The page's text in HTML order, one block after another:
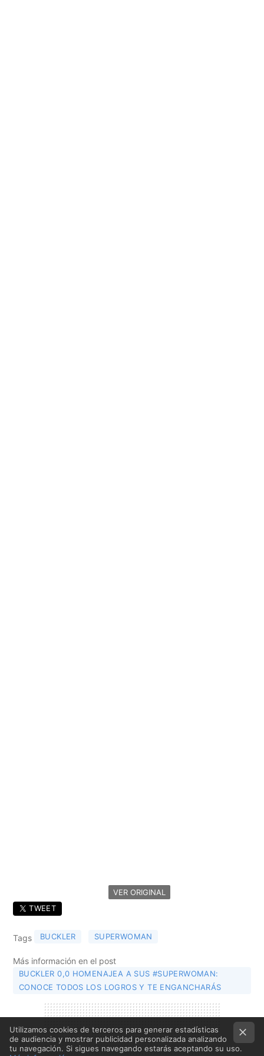
VER ORIGINAL
TWEET
Tags BUCKLER SUPERWOMAN
Más información en el post
BUCKLER 0,0 HOMENAJEA A SUS #SUPERWOMAN:
CONOCE TODOS LOS LOGROS Y TE ENGANCHARÁS
Utilizamos cookies de terceros para generar estadísticas
de audiencia y mostrar publicidad personalizada analizando
tu navegación. Si sigues navegando estarás aceptando su uso.